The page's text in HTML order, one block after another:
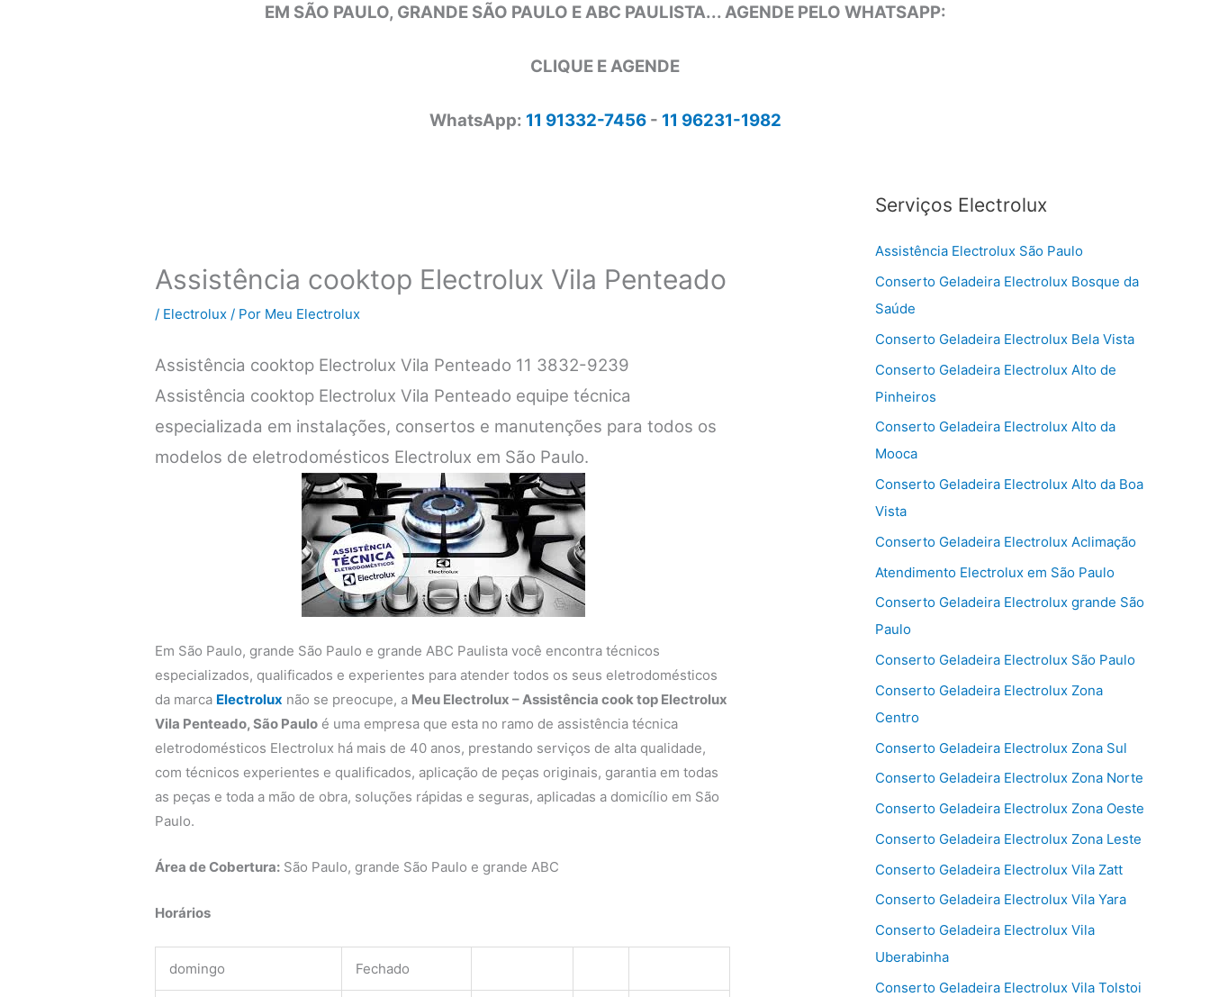
EM SÃO PAULO, GRANDE SÃO PAULO E ABC PAULISTA... AGENDE PELO WHATSAPP:
CLIQUE E AGENDE
WhatsApp: 11 91332-7456- 11 96231-1982
Assistência cooktop Electrolux Vila Penteado
/ Electrolux / Por Meu Electrolux
Assistência cooktop Electrolux Vila Penteado 11 3832-9239
Assistência cooktop Electrolux Vila Penteado equipe técnica
especializada em instalações, consertos e manutenções para todos os
modelos de eletrodomésticos Electrolux em São Paulo.
Em São Paulo, grande São Paulo e grande ABC Paulista você encontra técnicos
especializados, qualificados e experientes para atender todos os seus eletrodomésticos
da marca Electrolux não se preocupe, a Meu Electrolux – Assistência cook top Electrolux
Vila Penteado, São Paulo é uma empresa que esta no ramo de assistência técnica
eletrodomésticos Electrolux há mais de 40 anos, prestando serviços de alta qualidade,
com técnicos experientes e qualificados, aplicação de peças originais, garantia em todas
as peças e toda a mão de obra, soluções rápidas e seguras, aplicadas a domicílio em São
Paulo.
Área de Cobertura: São Paulo, grande São Paulo e grande ABC
Horários
domingo Fechado
Serviços Electrolux
Assistência Electrolux São Paulo
Conserto Geladeira Electrolux Bosque da
Saúde
Conserto Geladeira Electrolux Bela Vista
Conserto Geladeira Electrolux Alto de
Pinheiros
Conserto Geladeira Electrolux Alto da
Mooca
Conserto Geladeira Electrolux Alto da Boa
Vista
Conserto Geladeira Electrolux Aclimação
Atendimento Electrolux em São Paulo
Conserto Geladeira Electrolux grande São
Paulo
Conserto Geladeira Electrolux São Paulo
Conserto Geladeira Electrolux Zona
Centro
Conserto Geladeira Electrolux Zona Sul
Conserto Geladeira Electrolux Zona Norte
Conserto Geladeira Electrolux Zona Oeste
Conserto Geladeira Electrolux Zona Leste
Conserto Geladeira Electrolux Vila Zatt
Conserto Geladeira Electrolux Vila Yara
Conserto Geladeira Electrolux Vila
Uberabinha
Conserto Geladeira Electrolux Vila Tolstoi